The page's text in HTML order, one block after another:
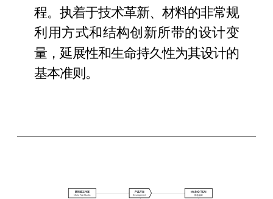
程。执着于技术革新、材料的非常规
利用方式和结构创新所带的设计变
量，延展性和生命持久性为其设计的
基本准则。